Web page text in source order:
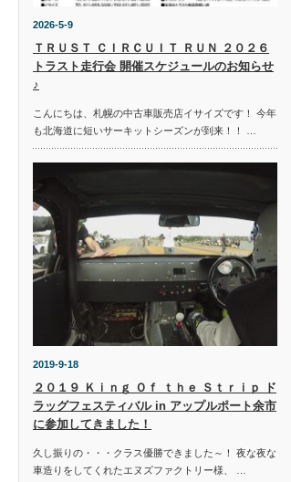
2026-5-9
ＴＲＵＳＴ ＣＩＲＣＵＩＴ ＲＵＮ ２０２６
トラスト走行会 開催スケジュールのお知らせ
♪
こんにちは、札幌の中古車販売店イサイズです！ 今年
も北海道に短いサーキットシーズンが到来！！ …
2019-9-18
２０１９ Ｋｉｎｇ Ｏｆ ｔｈｅ Ｓｔｒｉｐ ド
ラッグフェスティバル in アップルポート余市
に参加してきました！
久し振りの・・・クラス優勝できました～！ 夜な夜な
車造りをしてくれたエヌズファクトリー様、 …